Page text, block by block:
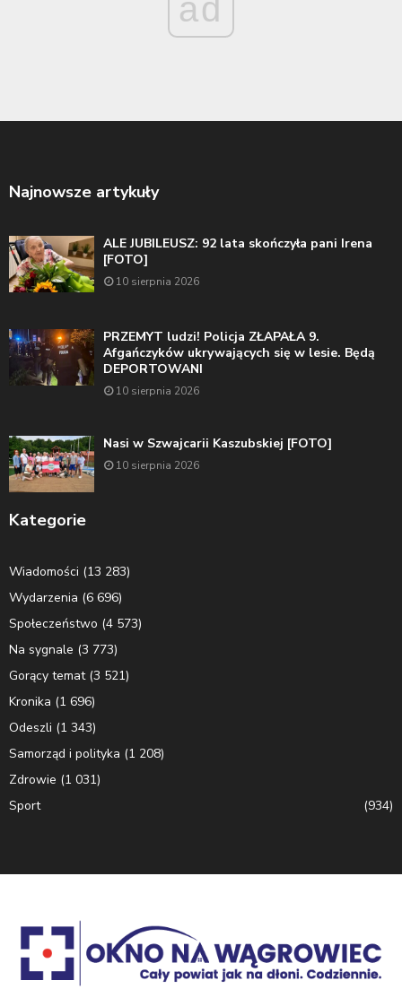
ad
Najnowsze artykuły
ALE JUBILEUSZ: 92 lata skończyła pani Irena
[FOTO]
10 sierpnia 2026
PRZEMYT ludzi! Policja ZŁAPAŁA 9.
Afgańczyków ukrywających się w lesie. Będą
DEPORTOWANI
10 sierpnia 2026
Nasi w Szwajcarii Kaszubskiej [FOTO]
10 sierpnia 2026
Kategorie
Wiadomości (13 283)
Wydarzenia (6 696)
Społeczeństwo (4 573)
Na sygnale (3 773)
Gorący temat(3 521)
Kronika (1 696)
Odeszli (1 343)
Samorząd i polityka (1 208)
Zdrowie (1 031)
Sport
(934)